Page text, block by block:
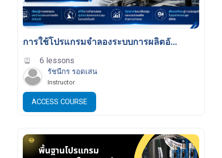
การใช้โปรแกรมจําลองระบบการผลิตอัตโนมัติ
6 lessons
รัชนีกร รอดเสน
Instructor
ACCESS COURSE